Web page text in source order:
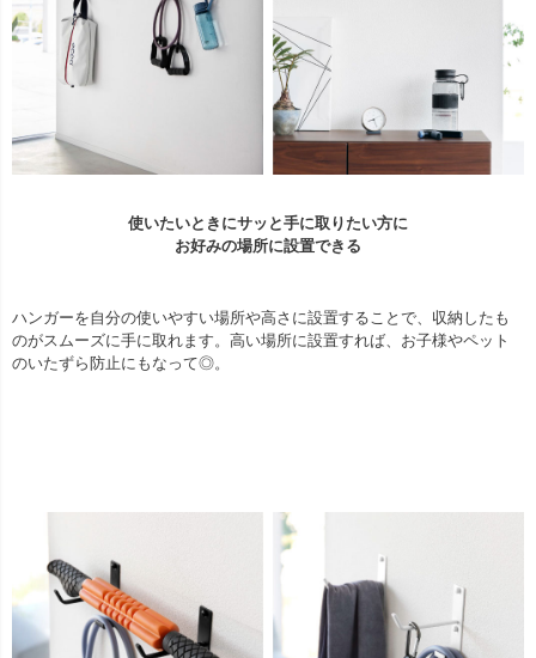
使いたいときにサッと手に取りたい方に
お好みの場所に設置できる
ハンガーを自分の使いやすい場所や高さに設置することで、収納したも
のがスムーズに手に取れます。高い場所に設置すれば、お子様やペット
のいたずら防止にもなって◎。